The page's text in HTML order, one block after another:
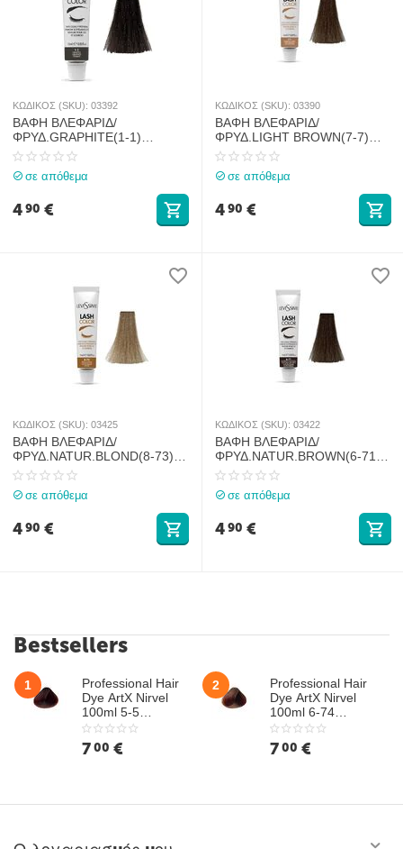
ΚΩΔΙΚΟΣ (SKU): 03392
ΒΑΦΗ ΒΛΕΦΑΡΙΔ/
ΦΡΥΔ.GRAPHITE(1-1)
LEVISSIME 15ml
σε απόθεμα
490 €
ΚΩΔΙΚΟΣ (SKU): 03390
ΒΑΦΗ ΒΛΕΦΑΡΙΔ/
ΦΡΥΔ.LIGHT BROWN(7-7)
LEVISSIME 15ml
σε απόθεμα
490 €
ΚΩΔΙΚΟΣ (SKU): 03425
ΒΑΦΗ ΒΛΕΦΑΡΙΔ/
ΦΡΥΔ.NATUR.BLOND(8-73)
LEVISSIME 15ml
σε απόθεμα
490 €
ΚΩΔΙΚΟΣ (SKU): 03422
ΒΑΦΗ ΒΛΕΦΑΡΙΔ/
ΦΡΥΔ.NATUR.BROWN(6-71)
LEVISSIME 15ml
σε απόθεμα
490 €
Bestsellers
1
Professional Hair
Dye ArtX Nirvel
100ml 5-5
Mahogany Light
Chestnut
7 00 €
2
Professional Hair
Dye ArtX Nirvel
100ml 6-74
Hazelnut Dark
Chestnut
7 00 €